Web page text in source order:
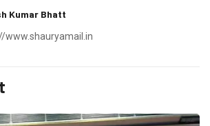
Kumar Bhatt
www.shauryamail.in